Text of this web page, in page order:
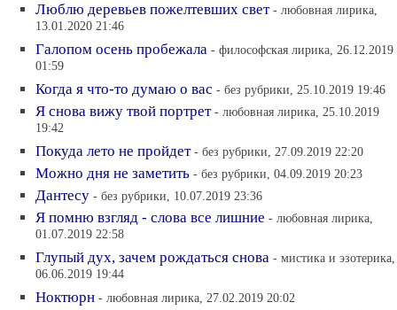
Люблю деревьев пожелтевших свет - любовная лирика,
13.01.2020 21:46
Галопом осень пробежала - философская лирика, 26.12.2019
01:59
Когда я что-то думаю о вас - без рубрики, 25.10.2019 19:46
Я снова вижу твой портрет - любовная лирика, 25.10.2019
19:42
Покуда лето не пройдет - без рубрики, 27.09.2019 22:20
Можно дня не заметить - без рубрики, 04.09.2019 20:23
Дантесу - без рубрики, 10.07.2019 23:36
Я помню взгляд - слова все лишние - любовная лирика,
01.07.2019 22:58
Глупый дух, зачем рождаться снова - мистика и эзотерика,
06.06.2019 19:44
Ноктюрн - любовная лирика, 27.02.2019 20:02